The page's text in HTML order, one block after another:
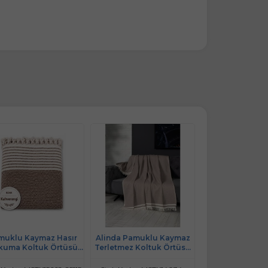
Kaymaz Hasır
Koltuk Örtüsü
Alinda Pamuklu Kaymaz
Terletmez Koltuk Örtüsü